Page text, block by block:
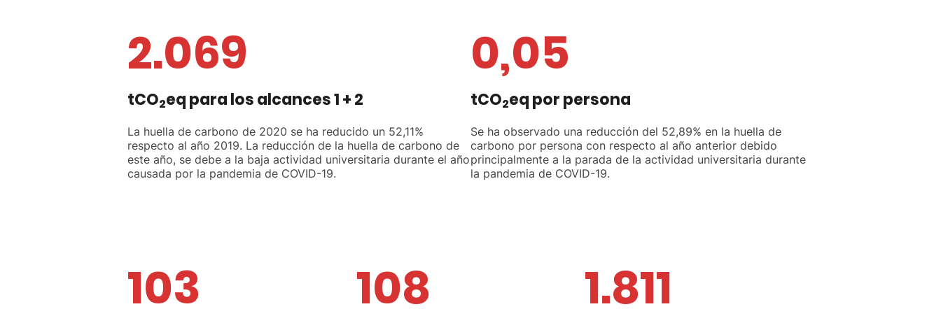
2.069
tCO2eq para los alcances 1 + 2
La huella de carbono de 2020 se ha reducido un 52,11%
respecto al año 2019. La reducción de la huella de carbono de
este año, se debe a la baja actividad universitaria durante el año
causada por la pandemia de COVID-19.
0,05
tCO2eq por persona
Se ha observado una reducción del 52,89% en la huella de
carbono por persona con respecto al año anterior debido
principalmente a la parada de la actividad universitaria durante
la pandemia de COVID-19.
103 108 1.811